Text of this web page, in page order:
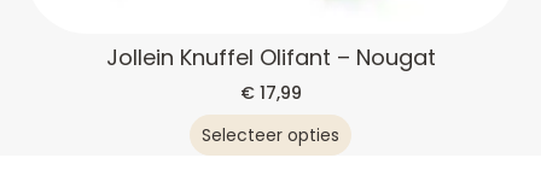
Jollein Knuffel Olifant – Nougat
€17,99
Selecteer opties